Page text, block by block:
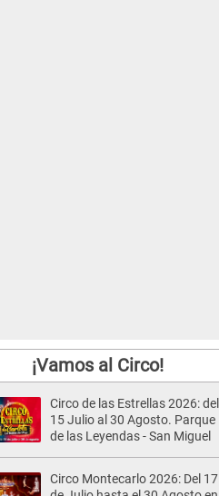
¡Vamos al Circo!
Circo de las Estrellas 2026: del
15 Julio al 30 Agosto. Parque
de las Leyendas - San Miguel
Circo Montecarlo 2026: Del 17